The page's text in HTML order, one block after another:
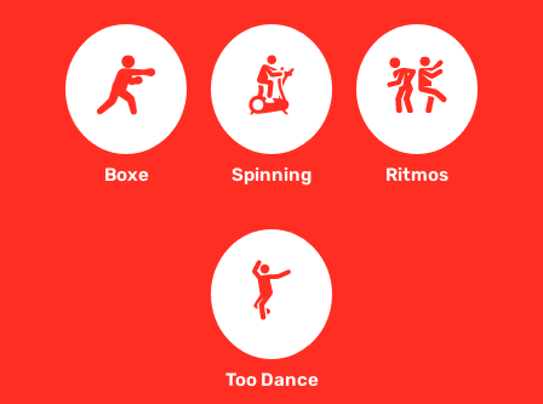
Boxe Spinning Ritmos
Too Dance